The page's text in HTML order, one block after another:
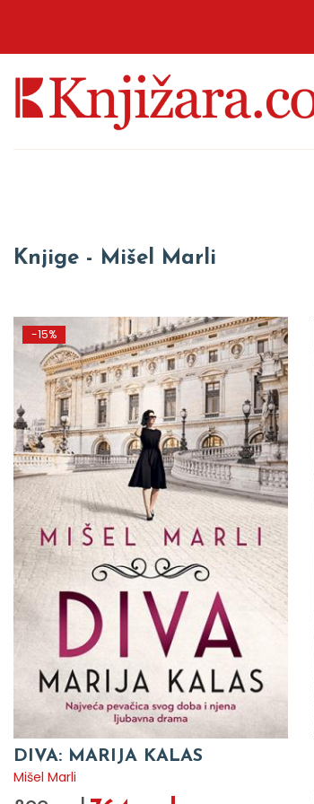
Knjige - Mišel Marli
-15%
DIVA: MARIJA KALAS
Mišel Marli